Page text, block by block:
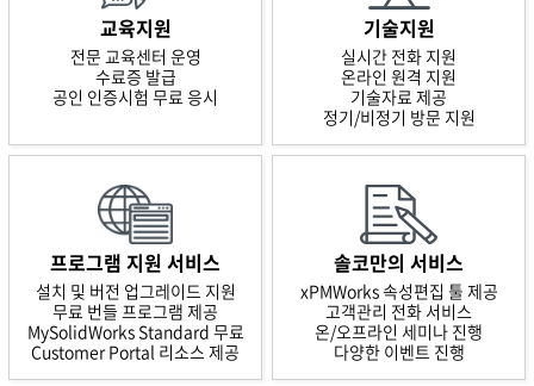
교육지원
전문 교육센터 운영
수료증 발급
공인 인증시험 무료 응시
기술지원
실시간 전화 지원
온라인 원격 지원
기술자료 제공
정기/비정기 방문 지원
프로그램 지원 서비스
설치 및 버전 업그레이드 지원
무료 번들 프로그램 제공
MySolidWorks Standard 무료
Customer Portal 리소스 제공
솔코만의 서비스
xPMWorks 속성편집 툴 제공
고객관리 전화 서비스
온/오프라인 세미나 진행
다양한 이벤트 진행